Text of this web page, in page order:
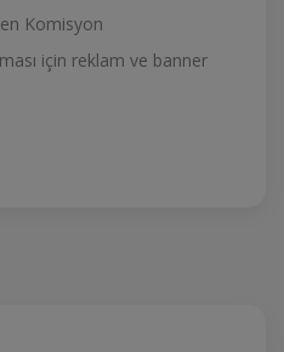
Komisyon
için reklam ve banner